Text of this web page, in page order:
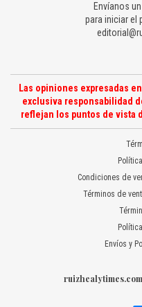
Envíanos
para iniciar el
Las opiniones expresadas
exclusiva responsabilidad
reflejan los puntos de vista
Condiciones de
Términos de
Envíos y